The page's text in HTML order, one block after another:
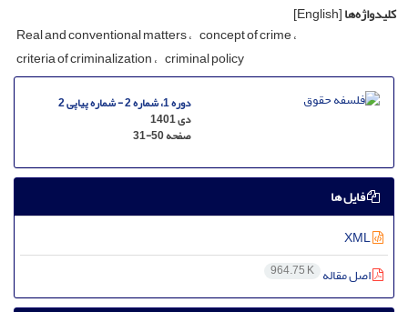
کلیدواژه‌ها[English]
Real and conventional matters concept of crime
criteria of criminalization criminal policy
دوره 1، شماره 2 - شماره پیاپی 2
دی 1401
صفحه31-50
فایل ها
اصل مقاله 964.75 K